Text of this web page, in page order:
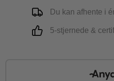
Du kan afhente i
5-stjernede &